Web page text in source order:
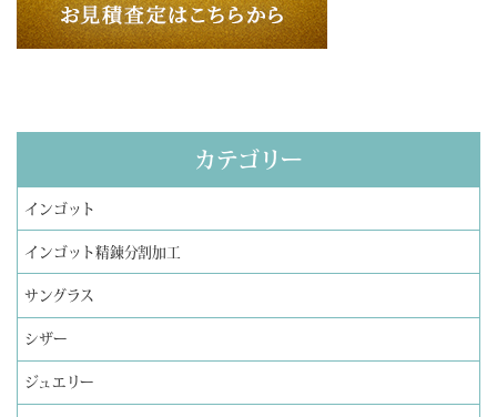
カテゴリー
インゴット
インゴット精錬分割加工
サングラス
シザー
ジュエリー